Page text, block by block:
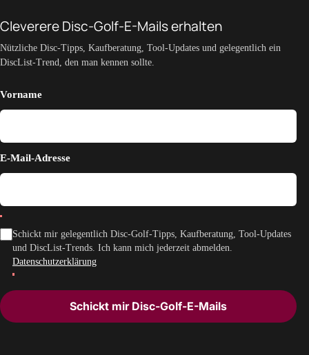
Cleverere Disc-Golf-E-Mails erhalten
Nützliche Disc-Tipps, Kaufberatung, Tool-Updates und gelegentlich ein
DiscList-Trend, den man kennen sollte.
Vorname
E-Mail-Adresse
Schickt mir gelegentlich Disc-Golf-Tipps, Kaufberatung, Tool-Updates
und DiscList-Trends. Ich kann mich jederzeit abmelden.
Datenschutzerklärung
Schickt mir Disc-Golf-E-Mails